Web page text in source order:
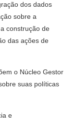
dos dados
sobre a
construção de
das ações de
o Núcleo Gestor
suas políticas
e